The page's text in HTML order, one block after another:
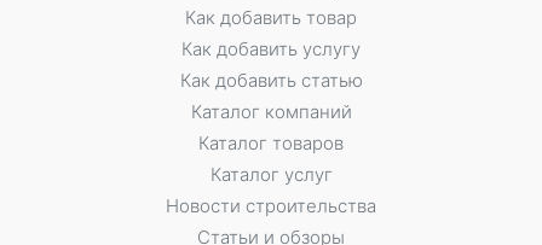
Как добавить товар
Как добавить услугу
Как добавить статью
Каталог компаний
Каталог товаров
Каталог услуг
Новости строительства
Статьи и обзоры